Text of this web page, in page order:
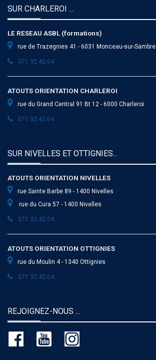
SUR CHARLEROI ...
LE RESEAU ASBL (formations)
rue de Trazegnies 41 - 6031 Monceau-sur-Sambre
071 32.42.04
ATOUTS ORIENTATION CHARLEROI
rue du Grand Central 91 Bt 12 - 6000 Charleroi
071 32.42.04
SUR NIVELLES ET OTTIGNIES...
ATOUTS ORIENTATION NIVELLES
rue Sainte Barbe 89 - 1400 Nivelles
rue du Cura 57 - 1400 Nivelles
071 32.42.04
ATOUTS ORIENTATION OTTIGNIES
rue du Moulin 4 - 1340 Ottignies
071 32.42.04
REJOIGNEZ-NOUS ...